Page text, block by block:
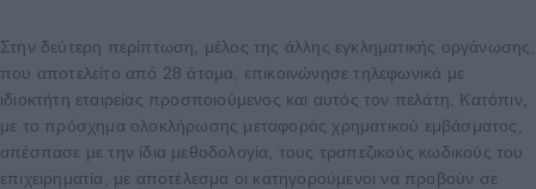
Στην δεύτερη περίπτωση, μέλος της άλλης εγκληματικής οργάνωσης,
που αποτελείτο από 28 άτομα, επικοινώνησε τηλεφωνικά με
ιδιοκτήτη εταιρείας προσποιούμενος και αυτός τον πελάτη. Κατόπιν,
με το πρόσχημα ολοκλήρωσης μεταφοράς χρηματικού εμβάσματος,
απέσπασε με την ίδια μεθοδολογία, τους τραπεζικούς κωδικούς του
επιχειρηματία, με αποτέλεσμα οι κατηγορούμενοι να προβούν σε